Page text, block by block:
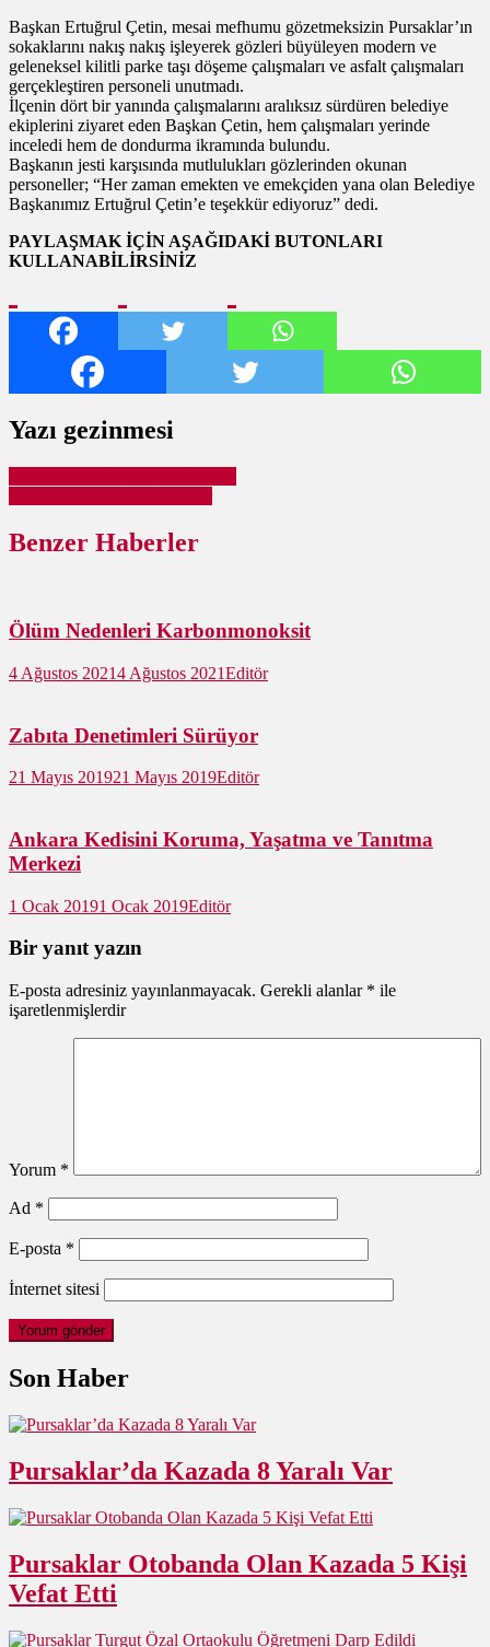
Başkan Ertuğrul Çetin, mesai mefhumu gözetmeksizin Pursaklar’ın
sokaklarını nakış nakış işleyerek gözleri büyüleyen modern ve
geleneksel kilitli parke taşı döşeme çalışmaları ve asfalt çalışmaları
gerçekleştiren personeli unutmadı.
İlçenin dört bir yanında çalışmalarını aralıksız sürdüren belediye
ekiplerini ziyaret eden Başkan Çetin, hem çalışmaları yerinde
inceledi hem de dondurma ikramında bulundu.
Başkanın jesti karşısında mutlulukları gözlerinden okunan
personeller; “Her zaman emekten ve emekçiden yana olan Belediye
Başkanımız Ertuğrul Çetin’e teşekkür ediyoruz” dedi.
PAYLAŞMAK İÇİN AŞAĞIDAKİ BUTONLARI
KULLANABİLİRSİNİZ
Yazı gezinmesi
Benzer Haberler
Ölüm Nedenleri Karbonmonoksit
4 Ağustos 20214 Ağustos 2021Editör
Zabıta Denetimleri Sürüyor
21 Mayıs 201921 Mayıs 2019Editör
Ankara Kedisini Koruma, Yaşatma ve Tanıtma
Merkezi
1 Ocak 20191 Ocak 2019Editör
Bir yanıt yazın
E-posta adresiniz yayınlanmayacak. Gerekli alanlar * ile
işaretlenmişlerdir
Yorum *
Ad *
E-posta *
İnternet sitesi
Son Haber
Pursaklar’da Kazada 8 Yaralı Var
Pursaklar Otobanda Olan Kazada 5 Kişi
Vefat Etti